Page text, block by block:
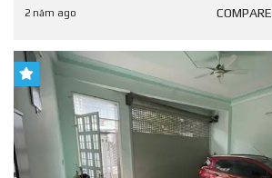
2 năm ago COMPARE